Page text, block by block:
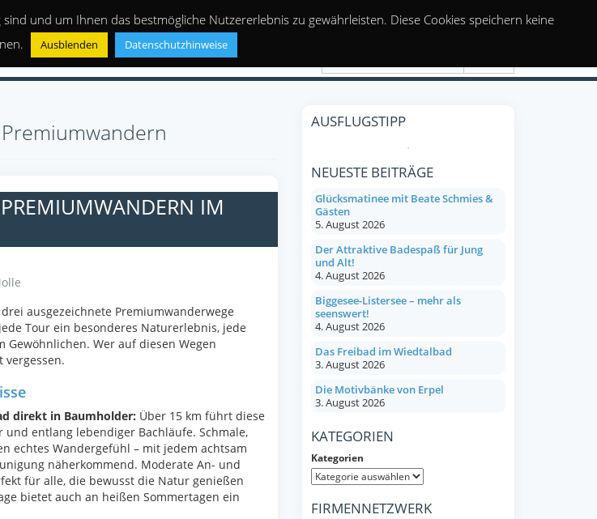
IM
ausgezeichnete Premiumwanderwege
Tour ein besonderes Naturerlebnis, jede
Gewöhnlichen. Wer auf diesen Wegen
vergessen.
direkt in Baumholder: Über 15 km führt diese
entlang lebendiger Bachläufe. Schmale,
echtes Wandergefühl – mit jedem achtsam
näherkommend. Moderate An- und
für alle, die bewusst die Natur genießen
bietet auch an heißen Sommertagen ein
AUSFLUGSTIPP
NEUESTE BEITRÄGE
Glücksmatinee mit Beate Schmies &
Gästen
5. August 2026
Der Attraktive Badespaß für Jung
und Alt!
4. August 2026
Biggesee-Listersee – mehr als
seenswert!
4. August 2026
Das Freibad im Wiedtalbad
3. August 2026
Die Motivbänke von Erpel
3. August 2026
KATEGORIEN
Kategorien
FIRMENNETZWERK
und um Ihnen das bestmögliche Nutzererlebnis zu gewährleisten. Diese Cookies speichern keine
Ausblenden Datenschutzhinweise